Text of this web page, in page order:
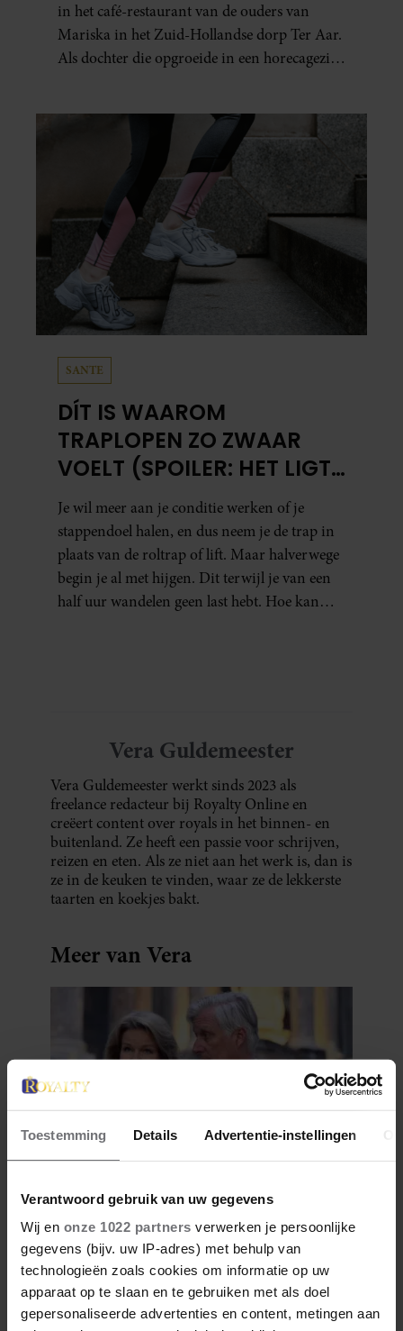
Toestemming Details Advertentie-instellingen
Verantwoord gebruik van uw gegevens
Wij en onze 1022 partners verwerken je persoonlijke
gegevens (bijv. uw IP-adres) met behulp van
technologieën zoals cookies om informatie op uw
apparaat op te slaan en te gebruiken met als doel
gepersonaliseerde advertenties en content, metingen aan
in het café-restaurant van de ouders van
Mariska in het Zuid-Hollandse dorp Ter Aar.
Als dochter die opgroeide in een horecagezin
SANTE
DÍT IS WAAROM
TRAPLOPEN ZO ZWAAR
VOELT (SPOILER: HET LIGT
NIET AAN JE CONDITIE)
Je wil meer aan je conditie werken of je
stappendoel halen, en dus neem je de trap in
plaats van de roltrap of lift. Maar halverwege
begin je al met hijgen. Dit terwijl je van een
half uur wandelen geen last hebt. Hoe kan
Vera Guldemeester
Vera Guldemeester werkt sinds 2023 als
freelance redacteur bij Royalty Online en
creëert content over royals in het binnen- en
buitenland. Ze heeft een passie voor schrijven,
reizen en eten. Als ze niet aan het werk is, dan is
ze in de keuken te vinden, waar ze de lekkerste
taarten en koekjes bakt.
Meer van Vera
DIT IS DE FAVORIETE
ZOMERVAKANTIEPLEK VAN DE
BELGISCHE KONINKLIJKE
FAMILIE